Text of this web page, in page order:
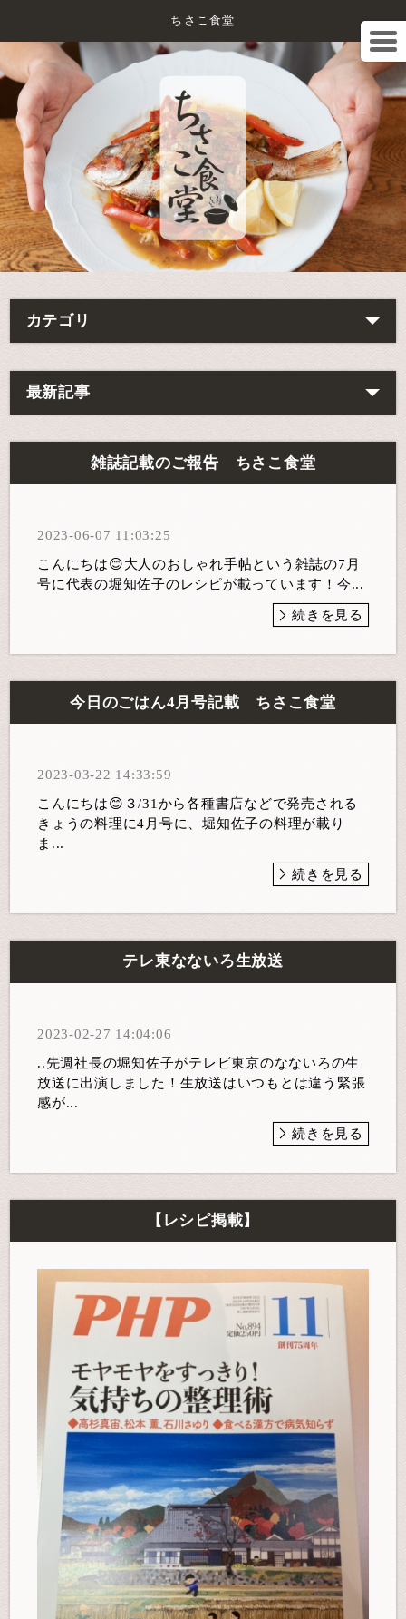
ちさこ食堂
カテゴリ
最新記事
雑誌記載のご報告 ちさこ食堂
2023-06-07 11:03:25
こんにちは😊大人のおしゃれ手帖という雑誌の7月
号に代表の堀知佐子のレシピが載っています！今...
続きを見る
今日のごはん4月号記載 ちさこ食堂
2023-03-22 14:33:59
こんにちは😊３/31から各種書店などで発売される
きょうの料理に4月号に、堀知佐子の料理が載り
ま...
続きを見る
テレ東なないろ生放送
2023-02-27 14:04:06
..先週社長の堀知佐子がテレビ東京のなないろの生
放送に出演しました！生放送はいつもとは違う緊張
感が...
続きを見る
【レシピ掲載】